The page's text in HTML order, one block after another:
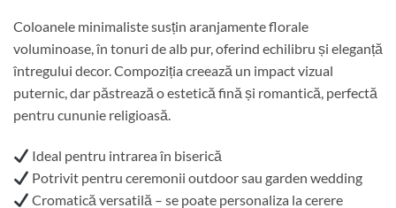
Coloanele minimaliste susțin aranjamente florale
voluminoase, în tonuri de alb pur, oferind echilibru și eleganță
întregului decor. Compoziția creează un impact vizual
puternic, dar păstrează o estetică fină și romantică, perfectă
pentru cununie religioasă.
Ideal pentru intrarea în biserică
Potrivit pentru ceremonii outdoor sau garden wedding
Cromatică versatilă – se poate personaliza la cerere